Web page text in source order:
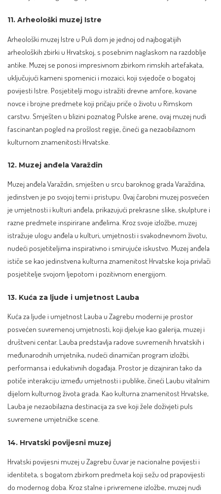
11. Arheološki muzej Istre
Arheološki muzej Istre u Puli dom je jednoj od najbogatijih
arheoloških zbirki u Hrvatskoj, s posebnim naglaskom na razdoblje
antike. Muzej se ponosi impresivnom zbirkom rimskih artefakata,
uključujući kameni spomenici i mozaici, koji svjedoče o bogatoj
povijesti Istre. Posjetitelji mogu istražiti drevne amfore, kovane
novce i brojne predmete koji pričaju priče o životu u Rimskom
carstvu. Smješten u blizini poznatog Pulske arene, ovaj muzej nudi
fascinantan pogled na prošlost regije, čineći ga nezaobilaznom
kulturnom znamenitosti Hrvatske.
12. Muzej anđela Varaždin
Muzej anđela Varaždin, smješten u srcu baroknog grada Varaždina,
jedinstven je po svojoj temi i pristupu. Ovaj čarobni muzej posvećen
je umjetnosti i kulturi anđela, prikazujući prekrasne slike, skulpture i
razne predmete inspirirane anđelima. Kroz svoje izložbe, muzej
istražuje ulogu anđela u kulturi, umjetnosti i svakodnevnom životu,
nudeći posjetiteljima inspirativno i smirujuće iskustvo. Muzej anđela
ističe se kao jedinstvena kulturna znamenitost Hrvatske koja privlači
posjetitelje svojom ljepotom i pozitivnom energijom.
13. Kuća za ljude i umjetnost Lauba
Kuća za ljude i umjetnost Lauba u Zagrebu moderni je prostor
posvećen suvremenoj umjetnosti, koji djeluje kao galerija, muzej i
društveni centar. Lauba predstavlja radove suvremenih hrvatskih i
međunarodnih umjetnika, nudeći dinamičan program izložbi,
performansa i edukativnih događaja. Prostor je dizajniran tako da
potiče interakciju između umjetnosti i publike, čineći Laubu vitalnim
dijelom kulturnog života grada. Kao kulturna znamenitost Hrvatske,
Lauba je nezaobilazna destinacija za sve koji žele doživjeti puls
suvremene umjetničke scene.
14. Hrvatski povijesni muzej
Hrvatski povijesni muzej u Zagrebu čuvar je nacionalne povijesti i
identiteta, s bogatom zbirkom predmeta koji sežu od prapovijesti
do modernog doba. Kroz stalne i privremene izložbe, muzej nudi